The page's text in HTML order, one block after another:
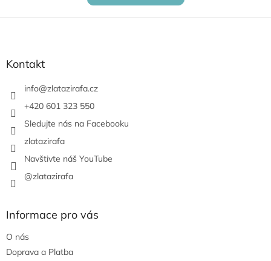
Z
Kontakt
info@zlatazirafa.cz
+420 601 323 550
Sledujte nás na Facebooku
zlatazirafa
Navštivte náš YouTube
@zlatazirafa
Informace pro vás
O nás
Doprava a Platba